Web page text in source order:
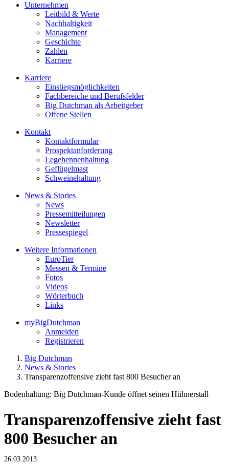
Unternehmen
Leitbild & Werte
Nachhaltigkeit
Management
Geschichte
Zahlen
Karriere
Karriere
Einstiegsmöglichkeiten
Fachbereiche und Berufsfelder
Big Dutchman als Arbeitgeber
Offene Stellen
Kontakt
Kontaktformular
Prospektanforderung
Legehennenhaltung
Geflügelmast
Schweinehaltung
News & Stories
News
Pressemitteilungen
Newsletter
Pressespiegel
Weitere Informationen
EuroTier
Messen & Termine
Fotos
Videos
Wörterbuch
Links
myBigDutchman
Anmelden
Registrieren
Big Dutchman
News & Stories
Transparenzoffensive zieht fast 800 Besucher an
Bodenhaltung: Big Dutchman-Kunde öffnet seinen Hühnerstall
Transparenzoffensive zieht fast
800 Besucher an
26.03.2013